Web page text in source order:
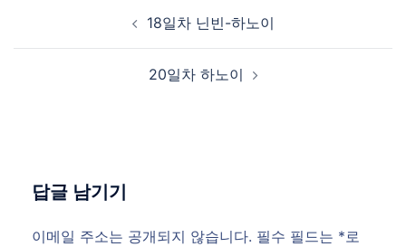
18일차 닌빈-하노이
20일차 하노이
답글 남기기
이메일 주소는 공개되지 않습니다. 필수 필드는 *로